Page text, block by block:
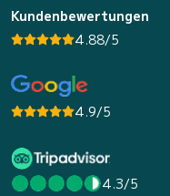
Kundenbewertungen
4.88/5
4.9/5
4.3/5